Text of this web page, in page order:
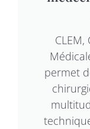
permet